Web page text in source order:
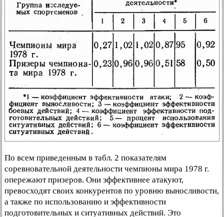
По всем приведенным в табл. 2 показателям
соревновательной деятельности чемпионы мира 1978 г.
опережают призеров. Они эффективнее атакуют,
превосходят своих конкурентов по уровню выносливости,
а также по использованию и эффективности
подготовительных и ситуативных действий. Это